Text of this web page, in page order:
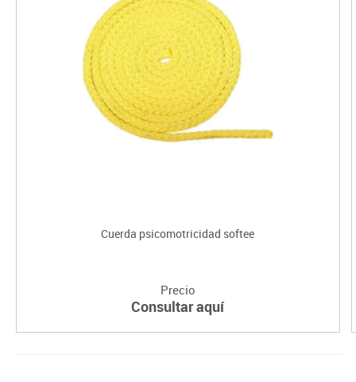
Cuerda psicomotricidad softee
Precio
Consultar aquí